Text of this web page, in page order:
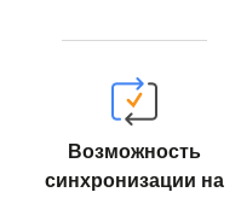
Возможность
синхронизации на